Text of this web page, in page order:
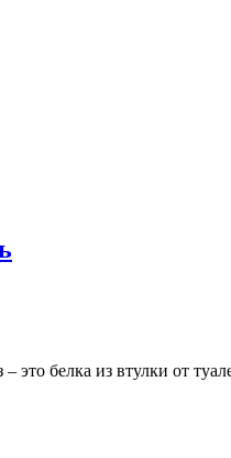
белка из втулки от